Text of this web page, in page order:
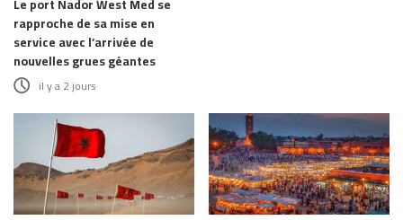
rapproche de sa mise en
service avec l’arrivée de
nouvelles grues géantes
il y a 2 jours